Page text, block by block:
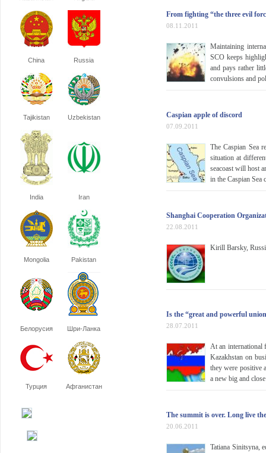
China Russia
Tajikistan Uzbekistan
India Iran
Mongolia Pakistan
Белорусия Шри-Ланка
Турция Афганистан
From fighting “the three evil
08.11.2011
Maintaining
SCO keeps
and pays rather
convulsions and
Caspian apple of discord
07.09.2011
The Caspian Sea
situation at
seacoast will host
in the Caspian Sea
Shanghai Cooperation
22.08.2011
Kirill Barsky,
Is the “great and powerful
28.07.2011
At an international
Kazakhstan on
they were positive
a new big and
The summit is over. Long live
20.06.2011
Tatiana Sinitsyna,